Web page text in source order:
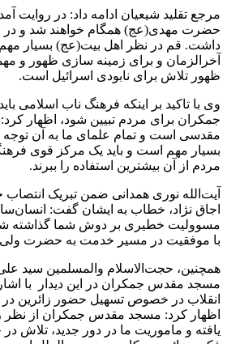
مرجع تقلید شیعیان ادامه داد: در روایت
حضرت مهدی(عج) همگام خواهند شد و در
داشت. قم در نظر اهل بیت(عج) بسیار مهم
آخرالزمان و برای زمینه سازی ظهور و
ظهور تلاش برای نابودی اسرائیل است.
وی با تاکید بر اینکه فرهنگ ناب اسلامی
جمکران برای مردم تبیین شود، اظهار
مقدسی است و تمام علمای ما به آن توجه
بسیار مهم است و باید یک مرکز قوی
مردم از آن بیشترین استفاده را ببرند.
آیت‌الله نوری همدانی ضمن تبریک
اجاق نژاد، خطاب به ایشان گفت:
مسوولیت خطیری بر دوش شما گذاشته
با موفقیت در مسیر خدمت به حضرت ولی
همچنین، حجت‌الاسلام والمسلمین سید علی
مسجد مقدس جمکران در این دیدار با
انقلاب در خصوص تسهیل حضور زائرین
اظهار کرد: مسجد مقدس جمکران از نظر
یافته و ماموریت ما در دور جدید، تلاش